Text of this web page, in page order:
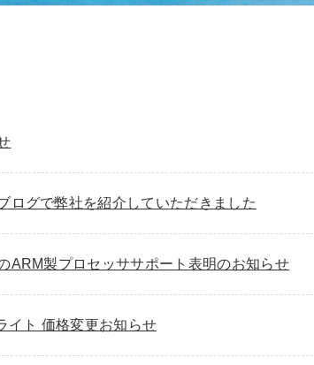
ログで弊社を紹介していただきました
ARM製プロセッササポート表明のお知らせ
イト 価格変更お知らせ